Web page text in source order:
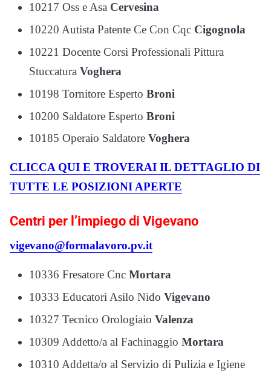
10217 Oss e Asa Cervesina
10220 Autista Patente Ce Con Cqc Cigognola
10221 Docente Corsi Professionali Pittura
Stuccatura Voghera
10198 Tornitore Esperto Broni
10200 Saldatore Esperto Broni
10185 Operaio Saldatore Voghera
CLICCA QUI E TROVERAI IL DETTAGLIO DI
TUTTE LE POSIZIONI APERTE
Centri per l’impiego di Vigevano
vigevano@formalavoro.pv.it
10336 Fresatore Cnc Mortara
10333 Educatori Asilo Nido Vigevano
10327 Tecnico Orologiaio Valenza
10309 Addetto/a al Fachinaggio Mortara
10310 Addetta/o al Servizio di Pulizia e Igiene